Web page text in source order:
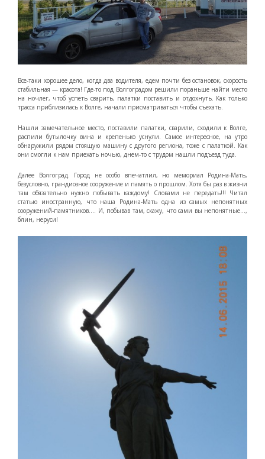
Все-таки хорошее дело, когда два водителя, едем почти без остановок, скорость
стабильная — красота! Где-то под Волгоградом решили пораньше найти место
на ночлег, чтоб успеть сварить, палатки поставить и отдохнуть. Как только
трасса приблизилась к Волге, начали присматриваться чтобы съехать.
Нашли замечательное место, поставили палатки, сварили, сходили к Волге,
распили бутылочку вина и крепенько уснули. Самое интересное, на утро
обнаружили рядом стоящую машину с другого региона, тоже с палаткой. Как
они смогли к нам приехать ночью, днем-то с трудом нашли подъезд туда.
Далее Волгоград. Город не особо впечатлил, но мемориал Родина-Мать,
безусловно, грандиозное сооружение и память о прошлом. Хотя бы раз в жизни
там обязательно нужно побывать каждому! Словами не передать!!! Читал
статью иностранную, что наша Родина-Мать одна из самых непонятных
сооружений-памятников…. И, побывав там, скажу, что сами вы непонятные…,
блин, неруси!